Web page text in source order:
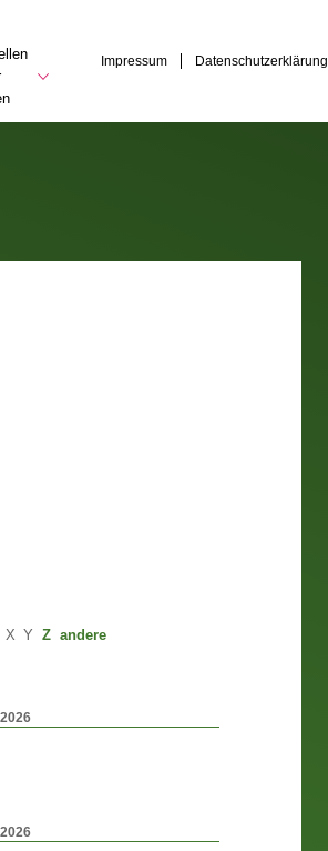
Impressum Datenschutzerklärung
X Y Z andere